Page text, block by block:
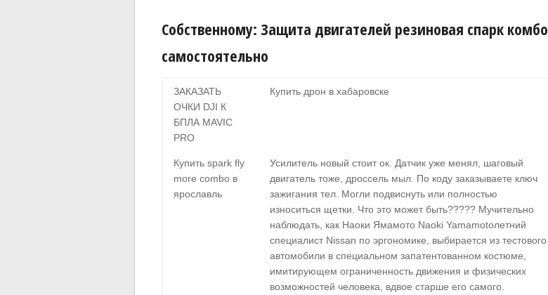
Собственному: Защита двигателей резиновая спарк комбо
самостоятельно
ЗАКАЗАТЬ
ОЧКИ DJI К
БПЛА MAVIC
PRO
Купить дрон в хабаровске
Купить spark fly
more combo в
ярославль
Усилитель новый стоит ок. Датчик уже менял, шаговый
двигатель тоже, дроссель мыл. По коду заказываете ключ
зажигания тел. Могли подвиснуть или полностью
износиться щетки. Что это может быть????? Мучительно
наблюдать, как Наоки Ямамото Naoki Yamamotoлетний
специалист Nissan по эргономике, выбирается из тестового
автомобили в специальном запатентованном костюме,
имитирующем ограниченность движения и физических
возможностей человека, вдвое старше его самого.